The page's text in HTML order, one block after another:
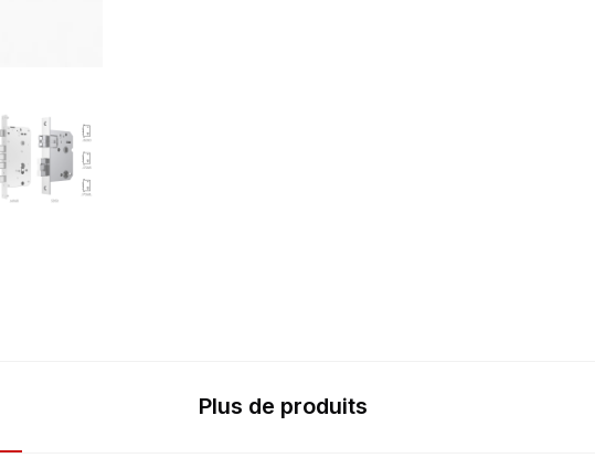
Plus de produits